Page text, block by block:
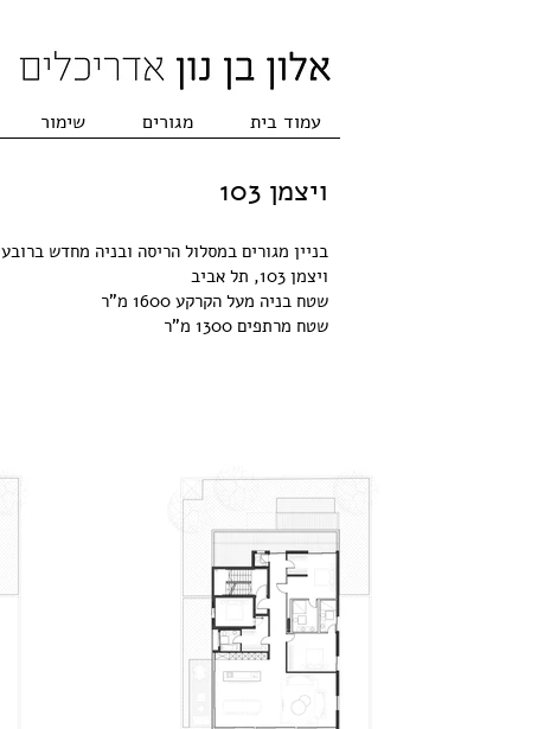
שימור מגורים עמוד בית
ויצמן 103
בניין מגורים במסלול הריסה ובניה מחדש ברובע 4
ויצמן 103, תל אביב
שטח בניה מעל הקרקע 1600 מ"ר
שטח מרתפים 1300 מ"ר